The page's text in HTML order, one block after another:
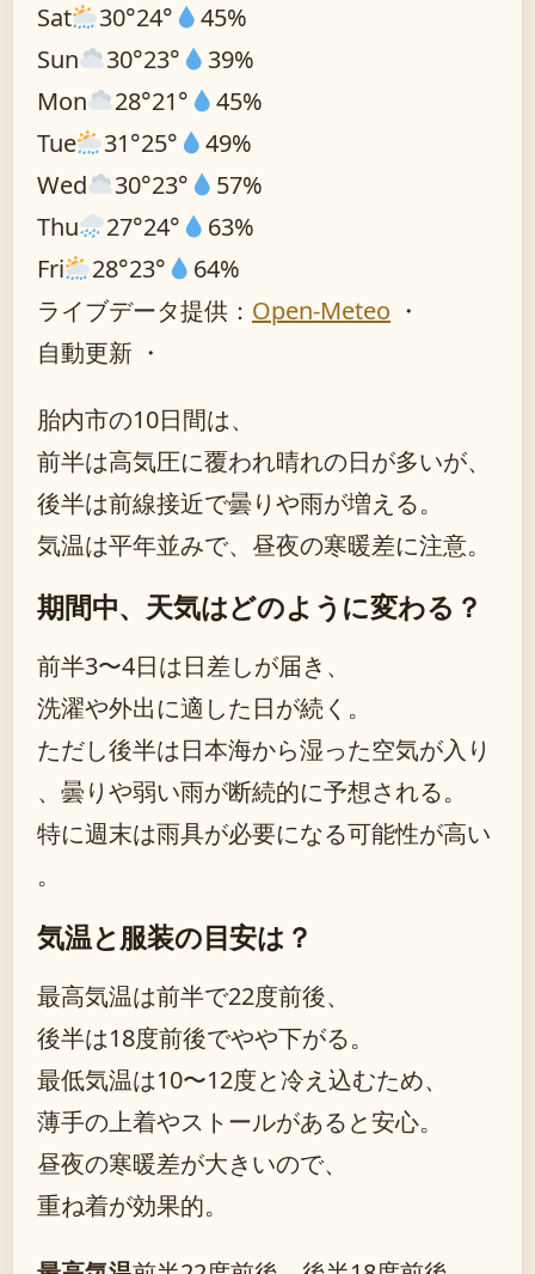
Sat
30°24°
45%
Sun
30°23°
39%
Mon
28°21°
45%
Tue
31°25°
49%
Wed
30°23°
57%
Thu
27°24°
63%
Fri
28°23°
64%
ライブデータ提供： Open-Meteo ・
自動更新 ・
胎内市の10日間は、
前半は高気圧に覆われ晴れの日が多いが、
後半は前線接近で曇りや雨が増える。
気温は平年並みで、昼夜の寒暖差に注意。
期間中、天気はどのように変わる？
前半3〜4日は日差しが届き、
洗濯や外出に適した日が続く。
ただし後半は日本海から湿った空気が入り
、曇りや弱い雨が断続的に予想される。
特に週末は雨具が必要になる可能性が高い
。
気温と服装の目安は？
最高気温は前半で22度前後、
後半は18度前後でやや下がる。
最低気温は10〜12度と冷え込むため、
薄手の上着やストールがあると安心。
昼夜の寒暖差が大きいので、
重ね着が効果的。